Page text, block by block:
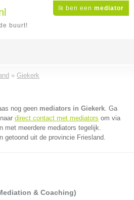
Ik ben een mediator
buurt!
» Giekerk
nog geen mediators in Giekerk. Ga
direct contact met mediators om via
met meerdere mediators tegelijk.
getoond uit de provincie Friesland.
& Coaching)